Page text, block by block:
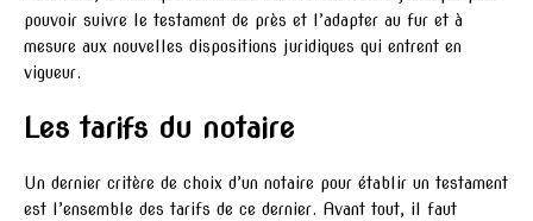
pouvoir suivre le testament de près et l’adapter au fur et à
mesure aux nouvelles dispositions juridiques qui entrent en
vigueur.
Les tarifs du notaire
Un dernier critère de choix d’un notaire pour établir un testament
est l’ensemble des tarifs de ce dernier. Avant tout, il faut